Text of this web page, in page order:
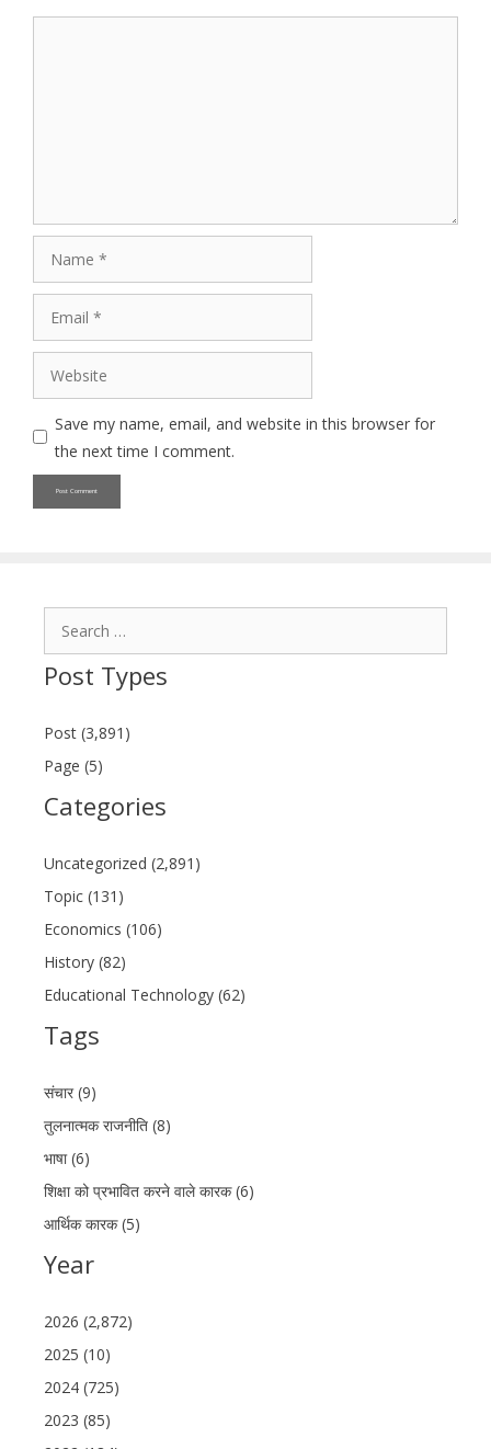
Website
Save my name, email, and website in this browser for
the next time I comment.
Post Types
Post (3,891)
Page (5)
Categories
Uncategorized (2,891)
Topic (131)
Economics (106)
History (82)
Educational Technology (62)
Tags
संचार (9)
तुलनात्मक राजनीति (8)
भाषा (6)
शिक्षा को प्रभावित करने वाले कारक (6)
आर्थिक कारक (5)
Year
2026 (2,872)
2025 (10)
2024 (725)
2023 (85)